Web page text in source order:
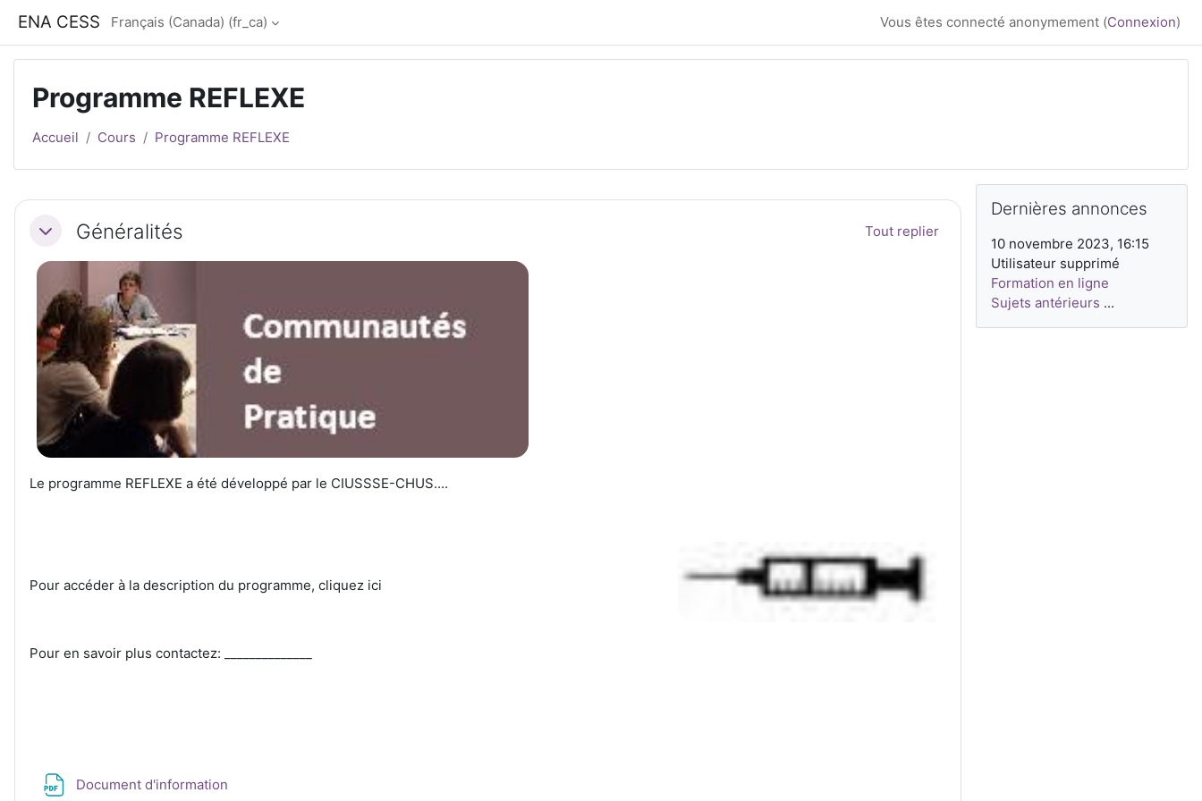
ENA CESS Français (Canada) ‎(fr_ca)‎ Vous êtes connecté anonymement (Connexion)
Programme REFLEXE
Accueil Cours Programme REFLEXE
Résumé de section
ReplierGénéralités Tout replier
Le programme REFLEXE a été développé par le CIUSSSE-CHUS....
Pour accéder à la description du programme, cliquez ici
Pour en savoir plus contactez: ______________
Document d'information
Blocs
Blocs
Dernières annonces
10 novembre 2023, 16:15
Utilisateur supprimé
Formation en ligne
Sujets antérieurs ...